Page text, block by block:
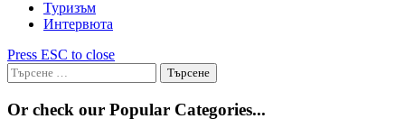
Туризъм
Интервюта
Press ESC to close
Търсене
за:
Or check our Popular Categories...